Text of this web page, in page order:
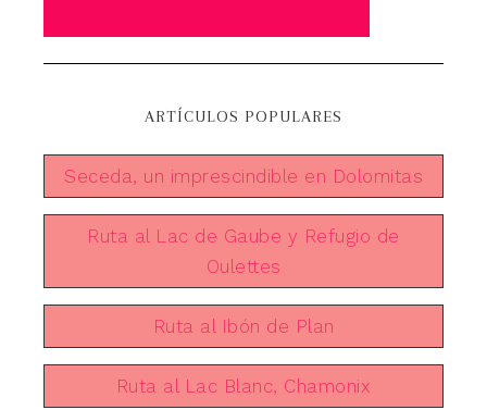
ARTÍCULOS POPULARES
Seceda, un imprescindible en Dolomitas
Ruta al Lac de Gaube y Refugio de
Oulettes
Ruta al Ibón de Plan
Ruta al Lac Blanc, Chamonix